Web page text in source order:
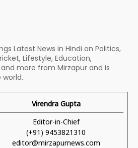
Latest News in Hindi on Politics,
Lifestyle, Education,
more from Mirzapur and is
Virendra Gupta
Editor-in-Chief
(+91) 9453821310
editor@mirzapurnews.com